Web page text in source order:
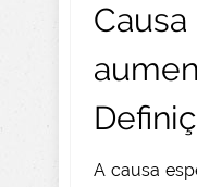
A causa